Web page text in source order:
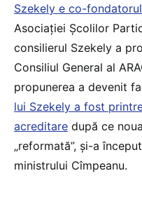
Szekely e co-
Asociației Școlilor
consilierul Szekely a
Consiliul General al
propunerea a devenit
lui Szekely a fost
acreditare după ce
„reformată”, și-a
ministrului Cîmpeanu.